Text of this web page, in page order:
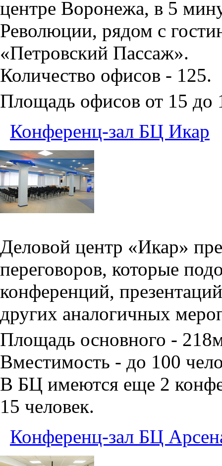
центре Воронежа, в 5
Революции, рядом с
«Петровский Пассаж».
Количество офисов - 125.
Площадь офисов от 15 до
Конференц-зал БЦ Икар
Деловой центр «Икар»
переговоров, которые
конференций,
других аналогичных
Площадь основного -
Вместимость - до 100
В БЦ имеются еще 2
15 человек.
Конференц-зал БЦ